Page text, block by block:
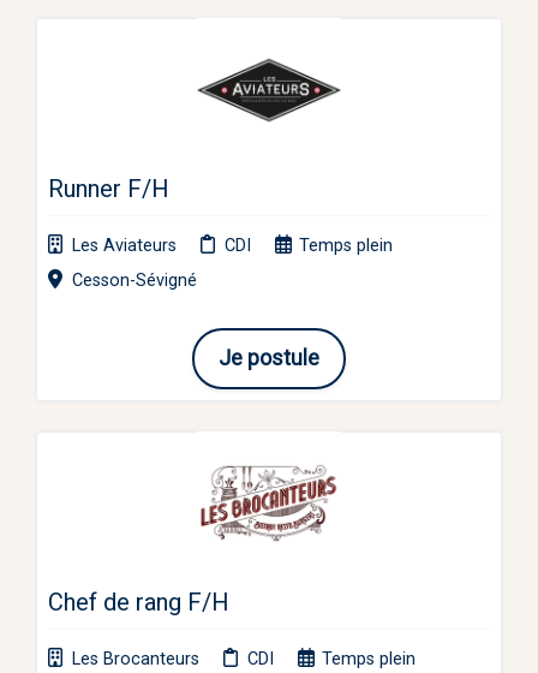
Runner F/H
Les Aviateurs CDI
Temps plein
Cesson-Sévigné
Je postule
Chef de rang F/H
Les Brocanteurs CDI
Temps plein